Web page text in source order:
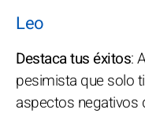
Leo
Destaca tus éxitos:
pesimista que solo
aspectos negativos